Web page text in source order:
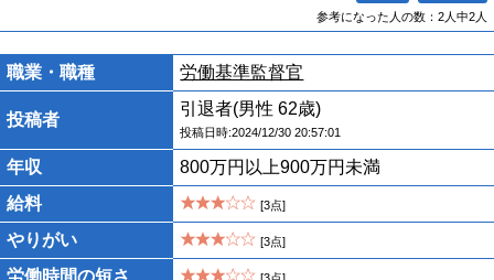
参考になった人の数：2人中2人
職業・職種 労働基準監督官
投稿者
引退者(男性 62歳)
投稿日時:2024/12/30 20:57:01
年収
800万円以上900万円未満
給料
[3点]
やりがい [3点]